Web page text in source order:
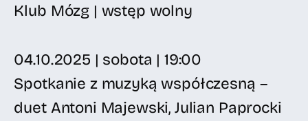
Klub Mózg | wstęp wolny
04.10.2025 | sobota | 19:00
Spotkanie z muzyką współczesną –
duet Antoni Majewski, Julian Paprocki